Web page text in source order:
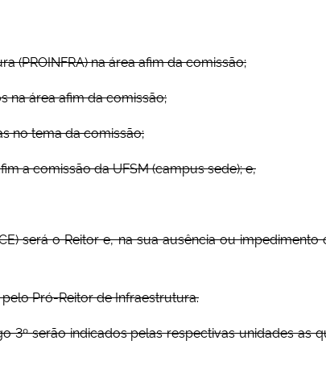
(PROINFRA) na área afim da comissão;
na área afim da comissão;
no tema da comissão;
a comissão da UFSM (campus sede); e,
será o Reitor e, na sua ausência ou
Pró-Reitor de Infraestrutura.
3º serão indicados pelas respectivas unidades as